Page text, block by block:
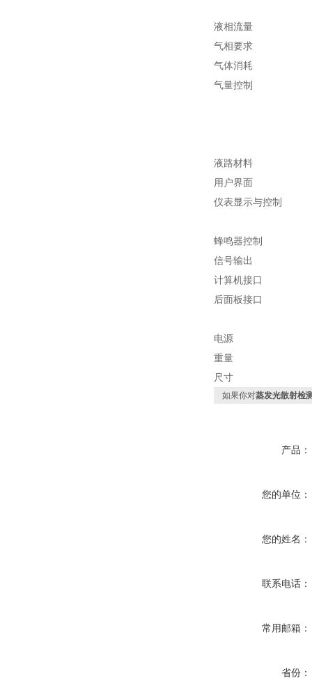
液相流量
气相要求
气体消耗
气量控制
液路材料
用户界面
仪表显示与控制
蜂鸣器控制
信号输出
计算机接口
后面板接口
电源
重量
尺寸
如果你对蒸发光散射检
产品：
您的单位：
您的姓名：
联系电话：
常用邮箱：
省份：